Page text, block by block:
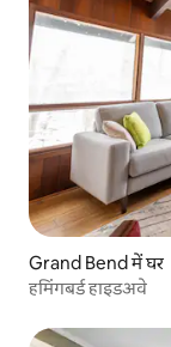
Grand Bend में घर
हमिंगबर्ड हाइडअवे